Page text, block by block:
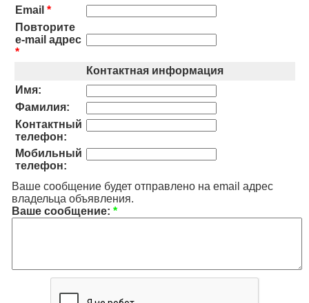
Email *
Повторите
e-mail адрес
*
Контактная информация
Имя:
Фамилия:
Контактный
телефон:
Мобильный
телефон:
Ваше сообщение будет отправлено на email адрес
владельца объявления.
Ваше сообщение: *